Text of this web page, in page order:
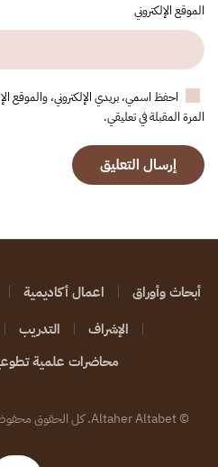
الموقع الإلكتروني
احفظ اسمي، بريدي الإلكتروني، والموقع
المرة المقبلة في تعليقي.
إرسال التعليق
أبحاث وأوراق اعمال أكاديمية
الإشراف
التدريب
محاضرات علمية
©Altaher Altabet. كل الحقوق محفوظة. - تصميم: